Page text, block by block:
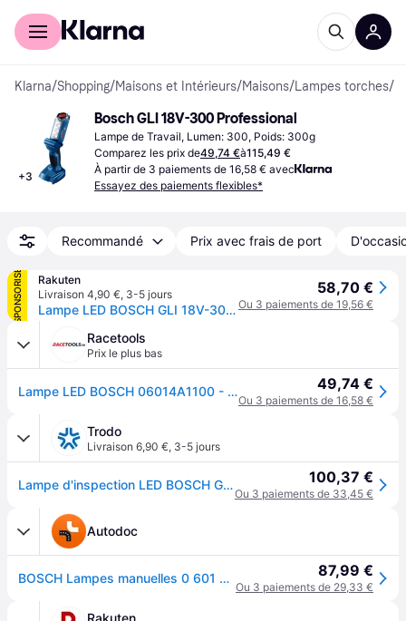
Acheter avec Klarna
Klarna/Shopping/Maisons et Intérieurs/Maisons/Lampes torches/
+3
Bosch GLI 18V-300 Professional
Lampe de Travail, Lumen: 300, Poids: 300g
Comparez les prix de49,74 €à115,49 €
À partir de 3 paiements de 16,58 € avec
Essayez des paiements flexibles*
Recommandé Prix avec frais de port
SPONSORISÉ
Rakuten
Livraison 4,90 €, 3-5 jours
Lampe LED BOSCH GLI 18V-300 Professional Li-Ion (Machine Nue)
58,70 €
Ou 3 paiements de 19,56 €
Racetools
Prix le plus bas
Lampe LED BOSCH 06014A1100 - GLI 18V-300 Professional Li-Ion (vendu sans batterie) 49,74 €
Ou 3 paiements de 16,58 €
Trodo
Livraison 6,90 €, 3-5 jours
Lampe d'inspection LED BOSCH GLI 18V-300 06014A1100 100,37 €
Ou 3 paiements de 33,45 €
Autodoc
BOSCH Lampes manuelles 0 601 4A1 100 87,99 €
Ou 3 paiements de 29,33 €
Rakuten